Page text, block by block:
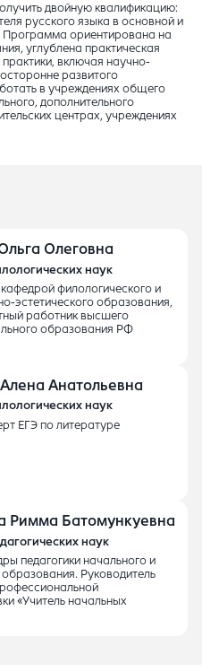
двойную квалификацию:
русского языка в основной и
Программа ориентирована на
углублена практическая
включая научно-
развитого
в учреждениях общего
дополнительного
центрах, учреждениях
Олеговна
наук
филологического и
эстетического образования,
работник высшего
образования РФ
Анатольевна
наук
ЕГЭ по литературе
Римма Батомункуевна
наук
педагогики начального и
Руководитель
«Учитель начальных